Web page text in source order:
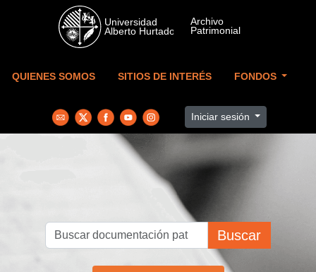
Skip to main content
QUIENES SOMOS SITIOS DE INTERÉS FONDOS
Iniciar sesión
Buscar